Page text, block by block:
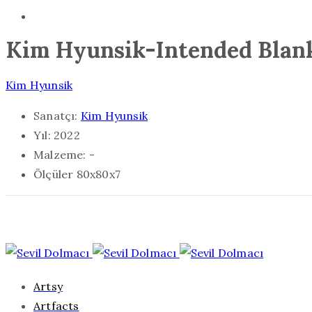
Kim Hyunsik-Intended
Kim Hyunsik
Sanatçı: Kim Hyunsik
Yıl: 2022
Malzeme: -
Ölçüler 80x80x7
Artsy
Artfacts